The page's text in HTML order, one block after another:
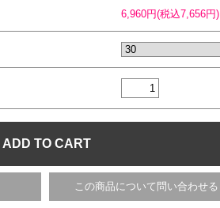
6,960円(税込7,656円)
この商品について問い合わせる